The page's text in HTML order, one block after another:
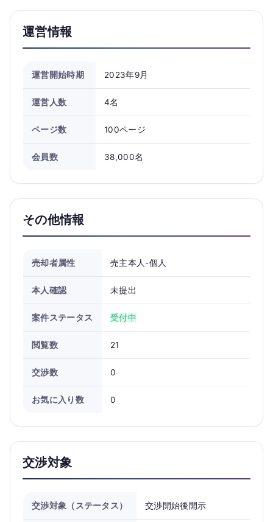
運営情報
運営開始時期 2023年9月
運営人数 4名
ページ数 100ページ
会員数 38,000名
その他情報
売却者属性 売主本人-個人
本人確認 未提出
案件ステータス 受付中
閲覧数 21
交渉数 0
お気に入り数 0
交渉対象
交渉対象（ステータス） 交渉開始後開示